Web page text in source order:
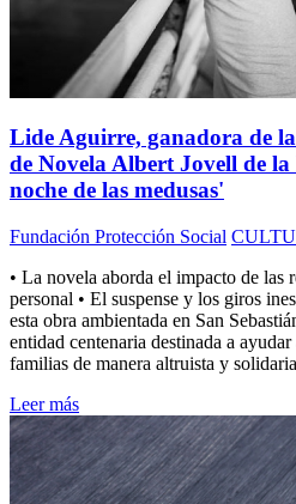
Lide Aguirre, ganadora de
de Novela Albert Jovell de
noche de las medusas'
Fundación Protección Social
• La novela aborda el impacto de las
personal • El suspense y los giros
esta obra ambientada en San
entidad centenaria destinada a
familias de manera altruista y
Leer más